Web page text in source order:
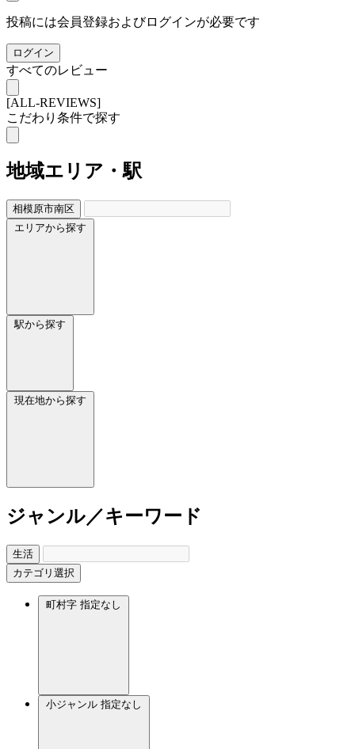
投稿には会員登録およびログインが必要です
ログイン
すべてのレビュー
[ALL-REVIEWS]
こだわり条件で探す
地域エリア・駅
相模原市南区
エリアから探す
駅から探す
現在地から探す
ジャンル／キーワード
生活
カテゴリ選択
町村字 指定なし
小ジャンル 指定なし